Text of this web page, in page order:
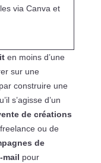
via Canva et
en moins d’une
sur une
construire une
s’agisse d’un
de créations
ou de
de
mail pour